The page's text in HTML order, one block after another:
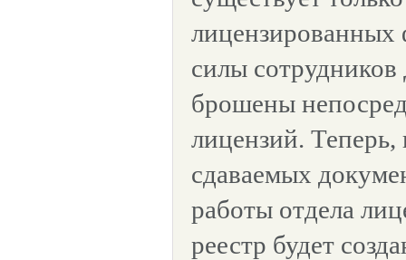
лицензированных
силы
брошены
лицензий. Теперь,
сдаваемых
работы отдела
реестр будет